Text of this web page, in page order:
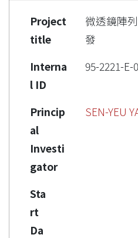
Project
title
微透鏡陣
發
Interna
l ID
95-2221-E-
Princip
al
Investi
gator
SEN-YEU
Sta
rt
Da